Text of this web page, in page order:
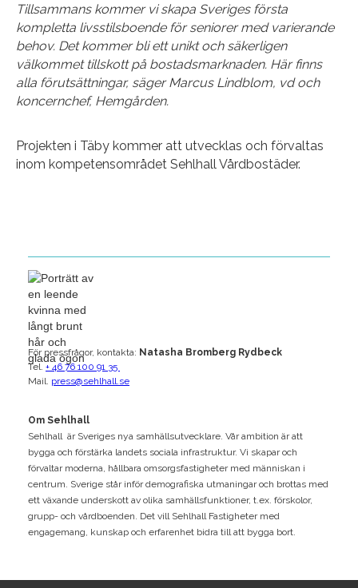
Tillsammans kommer vi skapa Sveriges första
kompletta livsstilsboende för seniorer med varierande
behov. Det kommer bli ett unikt och säkerligen
välkommet tillskott på bostadsmarknaden. Här finns
alla förutsättningar, säger Marcus Lindblom, vd och
koncernchef, Hemgården.
Projekten i Täby kommer att utvecklas och förvaltas
inom kompetensområdet Sehlhall Vårdbostäder.
För pressfrågor, kontakta: Natasha Bromberg Rydbeck
Tel. + 46 76 100 91 35
Mail. press@sehlhall.se
Om Sehlhall
Sehlhall är Sveriges nya samhällsutvecklare. Vår ambition är att
bygga och förstärka landets sociala infrastruktur. Vi skapar och
förvaltar moderna, hållbara omsorgsfastigheter med människan i
centrum. Sverige står inför demografiska utmaningar och brottas med
ett växande underskott av olika samhällsfunktioner, t.ex. förskolor,
grupp- och vårdboenden. Det vill Sehlhall Fastigheter med
engagemang, kunskap och erfarenhet bidra till att bygga bort.